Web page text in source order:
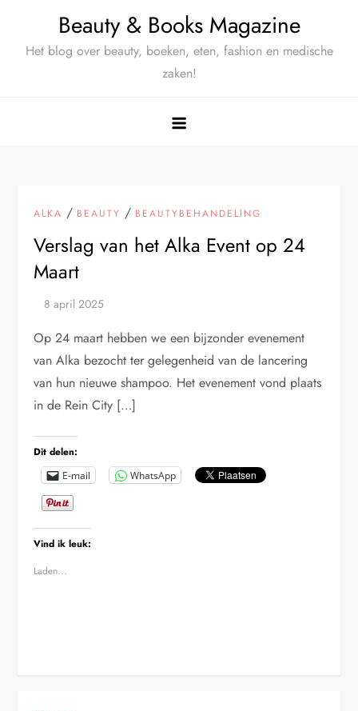
Beauty & Books Magazine
Het blog over beauty, boeken, eten, fashion en medische
zaken!
ALKA / BEAUTY / BEAUTYBEHANDELING
Verslag van het Alka Event op 24
Maart
Op 24 maart hebben we een bijzonder evenement
van Alka bezocht ter gelegenheid van de lancering
van hun nieuwe shampoo. Het evenement vond plaats
in de Rein City […]
Dit delen:
E-mail WhatsApp
Vind ik leuk:
Laden...